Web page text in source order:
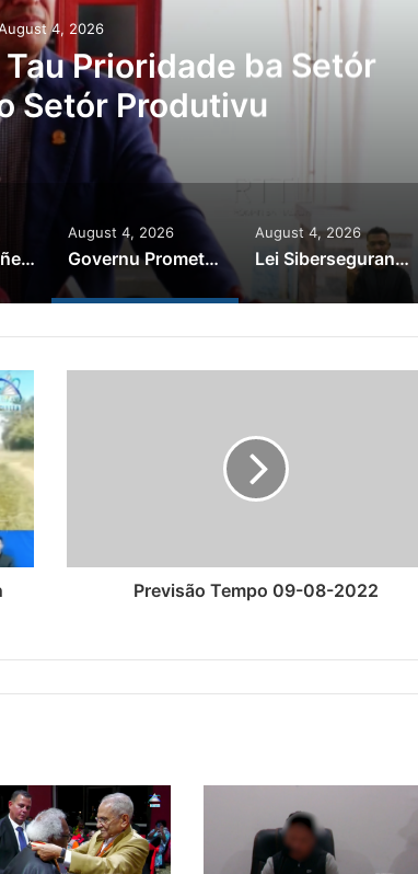
4, 2026
Prioridade ba Setór
Setór Produtivu
PR Horta Rekoñese Timoroan Sira Iha Diáspora Nia Kontribuisaun
August 4, 2026
Governu Promete Tau Prioridade ba Setór Minerais no Setór Produtivu
August 4, 2026
Lei Siberseguransa Ajuda Autoridade Polisiál Kaptura Autór Kriminozu ho Paradeiru Iha Estranjeiru
Previsão Tempo 09-08-2022